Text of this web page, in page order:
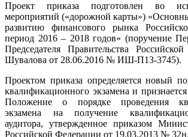
Проект приказа подготовлен во
мероприятий («дорожной карты»)
развитию финансового рынка
период 2016 – 2018 годов» (поручение
Председателя Правительства
Шувалова от 28.06.2016 № ИШ-П13-3745).
Проектом приказа определяется новый
квалификационного экзамена и
Положение о порядке проведения
экзамена на получение
аудитора, утвержденное приказом
Российской Федерации от 19.03.2013 № 32н.